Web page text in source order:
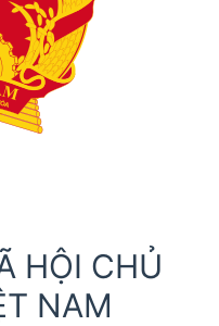
HỘI CHỦ
NAM